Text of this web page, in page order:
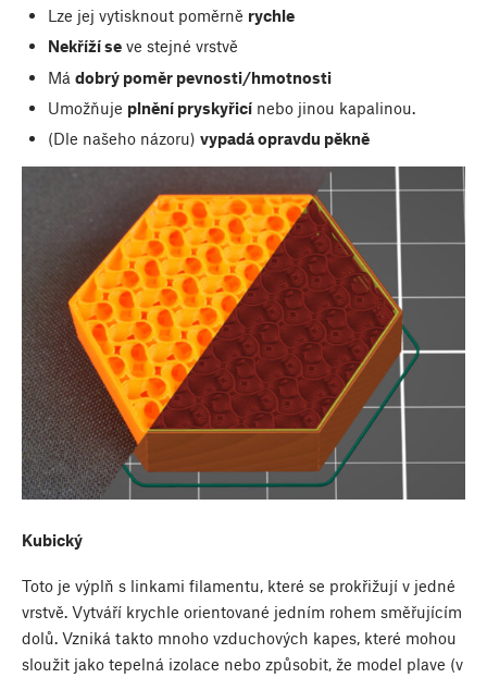
Lze jej vytisknout poměrně rychle
Nekříží seve stejné vrstvě
Má dobrý poměr pevnosti/hmotnosti
Umožňuje plnění pryskyřicínebo jinou kapalinou.
(Dle našeho názoru) vypadá opravdu pěkně
Kubický
Toto je výplň s linkami filamentu, které se prokřižují v jedné
vrstvě. Vytváří krychle orientované jedním rohem směřujícím
dolů. Vzniká takto mnoho vzduchových kapes, které mohou
sloužit jako tepelná izolace nebo způsobit, že model plave (v